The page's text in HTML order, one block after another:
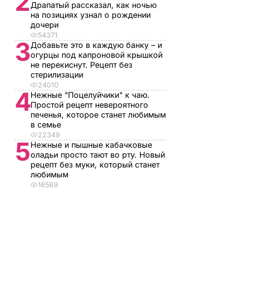
Драпатый рассказал, как ночью
на позициях узнал о рождении
дочери
54371
3Добавьте это в каждую банку – и
огурцы под капроновой крышкой
не перекиснут. Рецепт без
стерилизации
24010
4Нежные "Поцелуйчики" к чаю.
Простой рецепт невероятного
печенья, которое станет любимым
в семье
22349
5Нежные и пышные кабачковые
оладьи просто тают во рту. Новый
рецепт без муки, который станет
любимым
16569